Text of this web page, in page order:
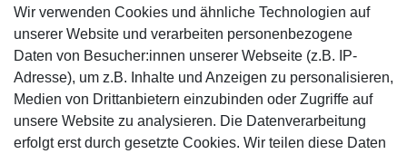
Sicher einkaufen
Mitglied
Wir verwenden Cookies und ähnliche Technologien auf
unserer Website und verarbeiten personenbezogene
Daten von Besucher:innen unserer Webseite (z.B. IP-
Adresse), um z.B. Inhalte und Anzeigen zu personalisieren,
Medien von Drittanbietern einzubinden oder Zugriffe auf
unsere Website zu analysieren. Die Datenverarbeitung
erfolgt erst durch gesetzte Cookies. Wir teilen diese Daten